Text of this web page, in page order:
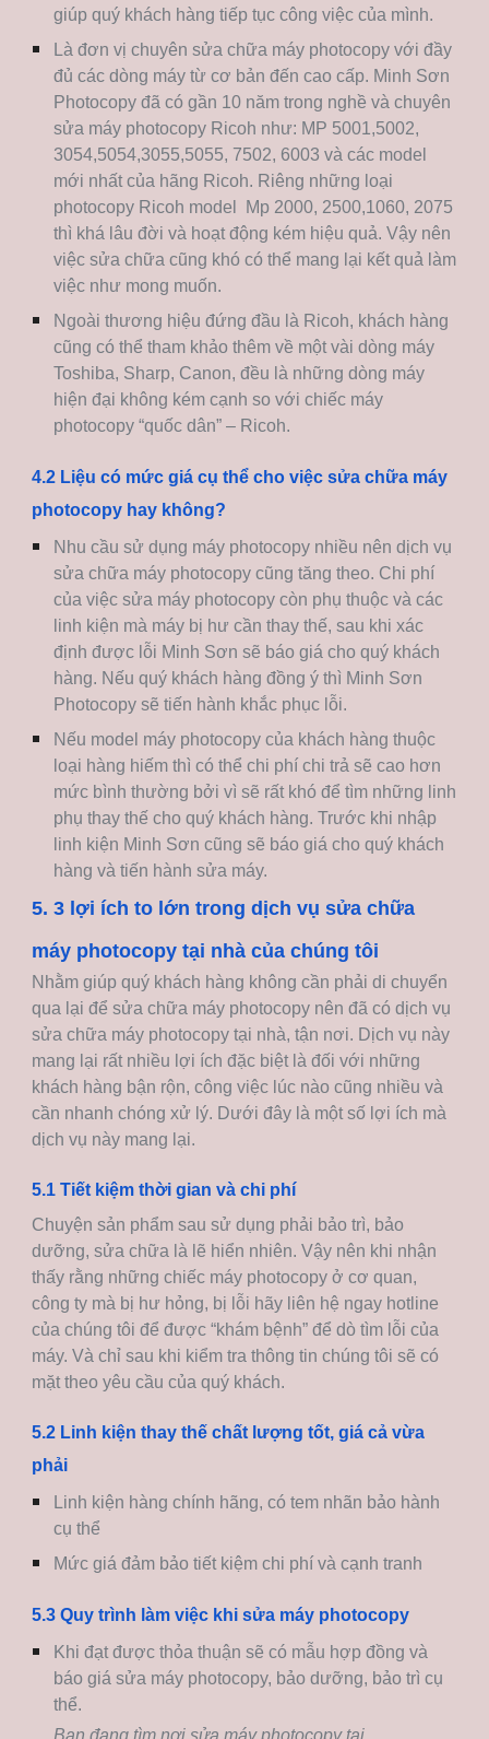
giúp quý khách hàng tiếp tục công việc của mình.
Là đơn vị chuyên sửa chữa máy photocopy với đầy
đủ các dòng máy từ cơ bản đến cao cấp. Minh Sơn
Photocopy đã có gần 10 năm trong nghề và chuyên
sửa máy photocopy Ricoh như: MP 5001,5002,
3054,5054,3055,5055, 7502, 6003 và các model
mới nhất của hãng Ricoh. Riêng những loại
photocopy Ricoh model Mp 2000, 2500,1060, 2075
thì khá lâu đời và hoạt động kém hiệu quả. Vậy nên
việc sửa chữa cũng khó có thể mang lại kết quả làm
việc như mong muốn.
Ngoài thương hiệu đứng đầu là Ricoh, khách hàng
cũng có thể tham khảo thêm về một vài dòng máy
Toshiba, Sharp, Canon, đều là những dòng máy
hiện đại không kém cạnh so với chiếc máy
photocopy “quốc dân” – Ricoh.
4.2 Liệu có mức giá cụ thể cho việc sửa chữa máy
photocopy hay không?
Nhu cầu sử dụng máy photocopy nhiều nên dịch vụ
sửa chữa máy photocopy cũng tăng theo. Chi phí
của việc sửa máy photocopy còn phụ thuộc và các
linh kiện mà máy bị hư cần thay thế, sau khi xác
định được lỗi Minh Sơn sẽ báo giá cho quý khách
hàng. Nếu quý khách hàng đồng ý thì Minh Sơn
Photocopy sẽ tiến hành khắc phục lỗi.
Nếu model máy photocopy của khách hàng thuộc
loại hàng hiếm thì có thể chi phí chi trả sẽ cao hơn
mức bình thường bởi vì sẽ rất khó để tìm những linh
phụ thay thế cho quý khách hàng. Trước khi nhập
linh kiện Minh Sơn cũng sẽ báo giá cho quý khách
hàng và tiến hành sửa máy.
5. 3 lợi ích to lớn trong dịch vụ sửa chữa
máy photocopy tại nhà của chúng tôi
Nhằm giúp quý khách hàng không cần phải di chuyển
qua lại để sửa chữa máy photocopy nên đã có dịch vụ
sửa chữa máy photocopy tại nhà, tận nơi. Dịch vụ này
mang lại rất nhiều lợi ích đặc biệt là đối với những
khách hàng bận rộn, công việc lúc nào cũng nhiều và
cần nhanh chóng xử lý. Dưới đây là một số lợi ích mà
dịch vụ này mang lại.
5.1 Tiết kiệm thời gian và chi phí
Chuyện sản phẩm sau sử dụng phải bảo trì, bảo
dưỡng, sửa chữa là lẽ hiển nhiên. Vậy nên khi nhận
thấy rằng những chiếc máy photocopy ở cơ quan,
công ty mà bị hư hỏng, bị lỗi hãy liên hệ ngay hotline
của chúng tôi để được “khám bệnh” để dò tìm lỗi của
máy. Và chỉ sau khi kiểm tra thông tin chúng tôi sẽ có
mặt theo yêu cầu của quý khách.
5.2 Linh kiện thay thế chất lượng tốt, giá cả vừa
phải
Linh kiện hàng chính hãng, có tem nhãn bảo hành
cụ thể
Mức giá đảm bảo tiết kiệm chi phí và cạnh tranh
5.3 Quy trình làm việc khi sửa máy photocopy
Khi đạt được thỏa thuận sẽ có mẫu hợp đồng và
báo giá sửa máy photocopy, bảo dưỡng, bảo trì cụ
thể.